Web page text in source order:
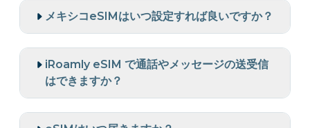
メキシコeSIMはいつ設定すれば良いですか？
iRoamly eSIM で通話やメッセージの送受信
はできますか？